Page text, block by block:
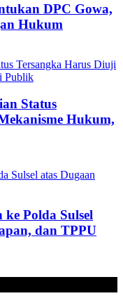
DPC Gowa,
Hukum
Status
Hukum,
Polda Sulsel
dan TPPU